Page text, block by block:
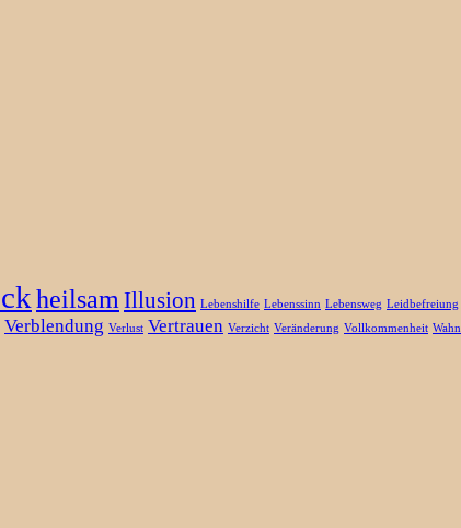
heilsam Illusion Lebenshilfe Lebenssinn Lebensweg Leidbefreiung
Verblendung Verlust Vertrauen Verzicht Veränderung Vollkommenheit Wahn